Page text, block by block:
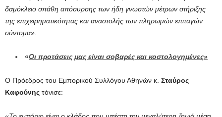
δαμόκλειο σπάθη απόσυρσης των ήδη γνωστών μέτρων στήριξης
της επιχειρηματικότητας και αναστολής των πληρωμών επιταγών
σύντομα».
«Οι προτάσεις μας είναι σοβαρές και κοστολογημένες»
Ο Πρόεδρος του Εμπορικού Συλλόγου Αθηνών κ. Σταύρος
Καφούνης τόνισε: